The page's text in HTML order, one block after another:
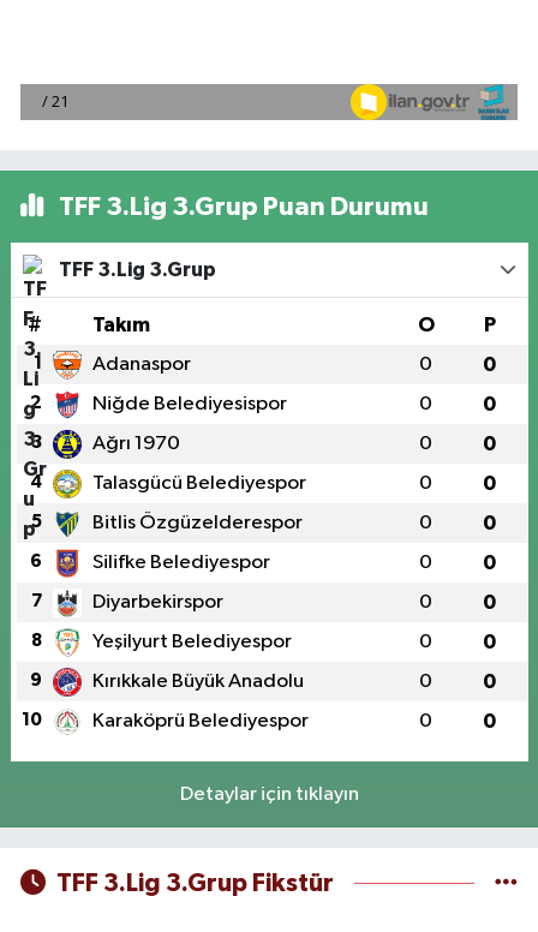
TFF 3.Lig 3.Grup Puan Durumu
TFF 3.Lig 3.Grup
# Takım O P
1 Adanaspor 0 0
2 Niğde Belediyesispor 0 0
3 Ağrı 1970 0 0
4 Talasgücü Belediyespor 0 0
5 Bitlis Özgüzelderespor 0 0
6 Silifke Belediyespor 0 0
7 Diyarbekirspor 0 0
8 Yeşilyurt Belediyespor 0 0
9 Kırıkkale Büyük Anadolu 0 0
10 Karaköprü Belediyespor 0 0
Detaylar için tıklayın
TFF 3.Lig 3.Grup Fikstür